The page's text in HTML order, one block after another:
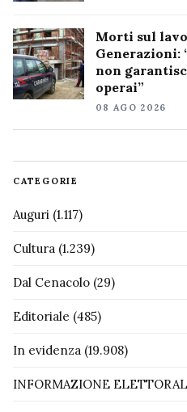
Morti sul
Generazioni:
non
operai”
08 AGO 2026
CATEGORIE
Auguri (1.117)
Cultura (1.239)
Dal Cenacolo (29)
Editoriale (485)
In evidenza (19.908)
INFORMAZIONE